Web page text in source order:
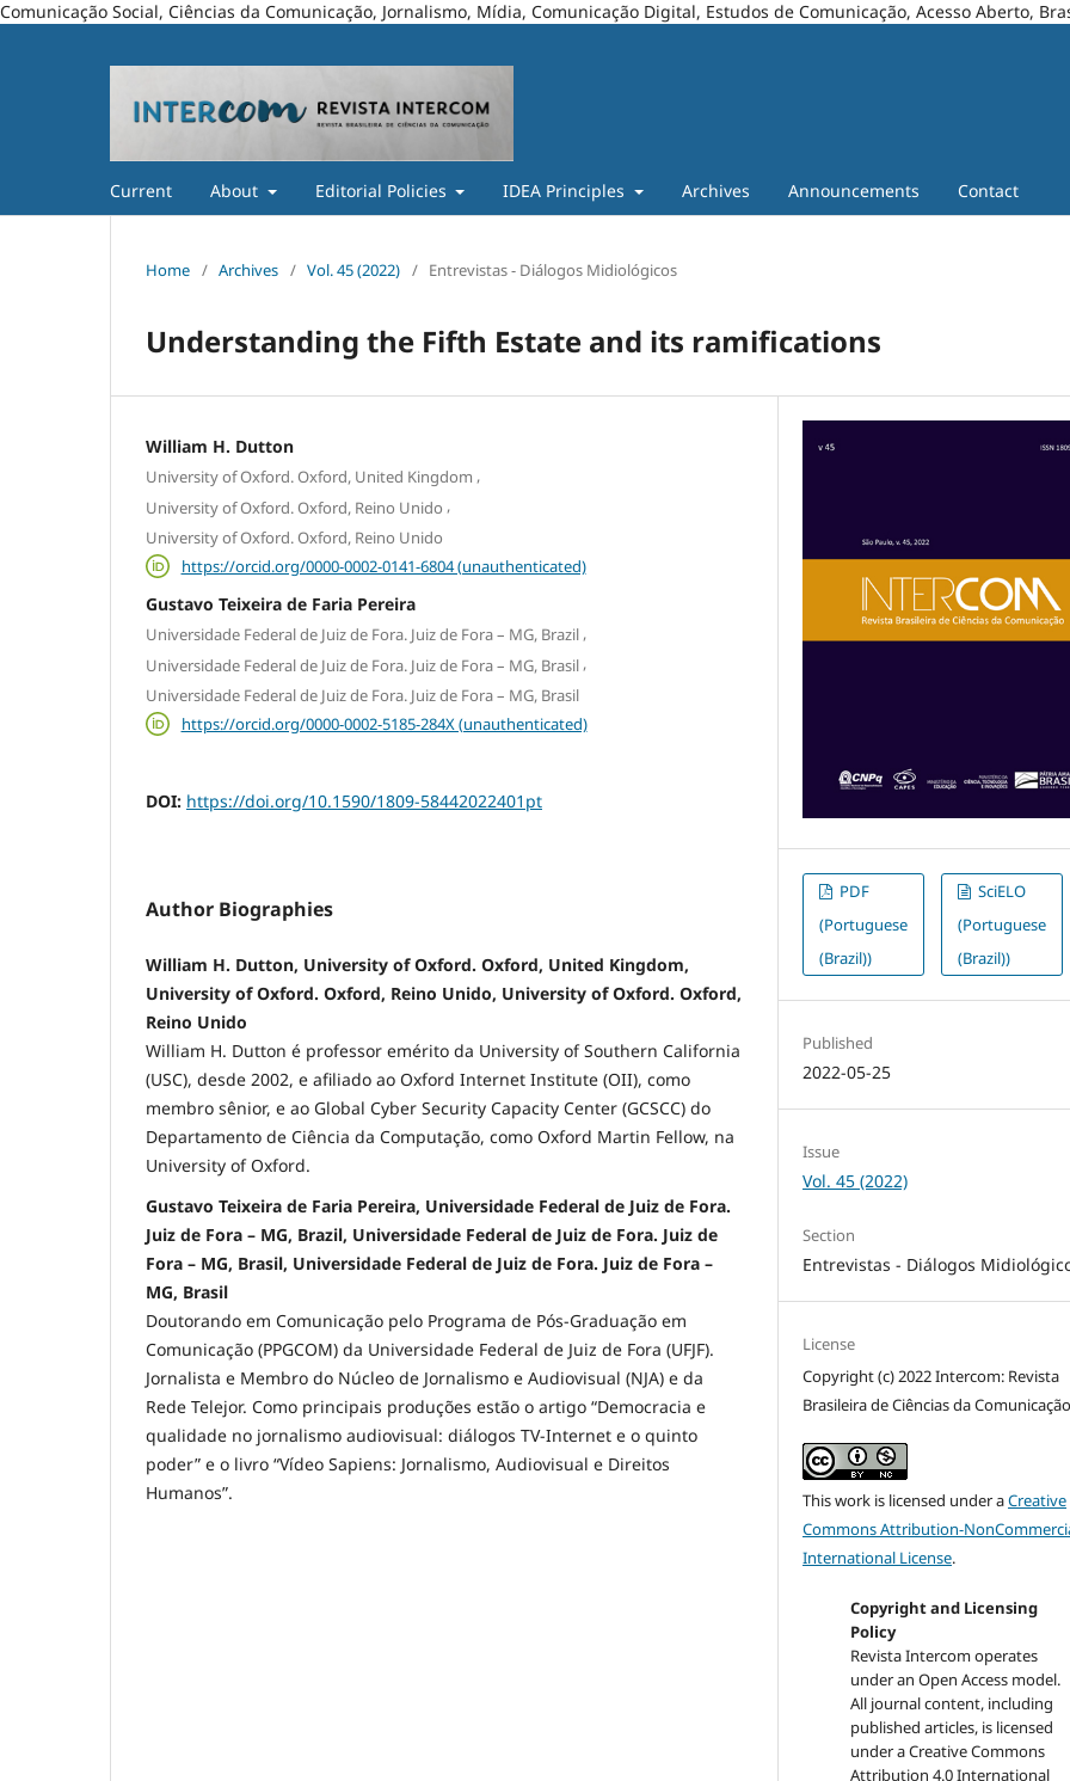
Comunicação Social, Ciências da Comunicação, Jornalismo, Mídia, Comunicação Digital, Estudos de Comunicação, Acesso Aberto,
Current About Editorial Policies IDEA Principles Archives Announcements Contact
Home / Archives / Vol. 45 (2022) / Entrevistas - Diálogos Midiológicos
Understanding the Fifth Estate and its ramifications
William H. Dutton
University of Oxford. Oxford, United Kingdom ,
University of Oxford. Oxford, Reino Unido ,
University of Oxford. Oxford, Reino Unido
https://orcid.org/0000-0002-0141-6804 (unauthenticated)
Gustavo Teixeira de Faria Pereira
Universidade Federal de Juiz de Fora. Juiz de Fora – MG, Brazil ,
Universidade Federal de Juiz de Fora. Juiz de Fora – MG, Brasil ,
Universidade Federal de Juiz de Fora. Juiz de Fora – MG, Brasil
https://orcid.org/0000-0002-5185-284X (unauthenticated)
DOI: https://doi.org/10.1590/1809-58442022401pt
Author Biographies
William H. Dutton, University of Oxford. Oxford, United Kingdom,
University of Oxford. Oxford, Reino Unido, University of Oxford. Oxford,
Reino Unido
William H. Dutton é professor emérito da University of Southern California
(USC), desde 2002, e afiliado ao Oxford Internet Institute (OII), como
membro sênior, e ao Global Cyber Security Capacity Center (GCSCC) do
Departamento de Ciência da Computação, como Oxford Martin Fellow, na
University of Oxford.
Gustavo Teixeira de Faria Pereira, Universidade Federal de Juiz de Fora.
Juiz de Fora – MG, Brazil, Universidade Federal de Juiz de Fora. Juiz de
Fora – MG, Brasil, Universidade Federal de Juiz de Fora. Juiz de Fora –
MG, Brasil
Doutorando em Comunicação pelo Programa de Pós-Graduação em
Comunicação (PPGCOM) da Universidade Federal de Juiz de Fora (UFJF).
Jornalista e Membro do Núcleo de Jornalismo e Audiovisual (NJA) e da
Rede Telejor. Como principais produções estão o artigo “Democracia e
qualidade no jornalismo audiovisual: diálogos TV-Internet e o quinto
poder” e o livro “Vídeo Sapiens: Jornalismo, Audiovisual e Direitos
Humanos”.
PDF
(Portuguese
(Brazil))
SciELO
(Portuguese
(Brazil))
Published
2022-05-25
Issue
Vol. 45 (2022)
Section
Entrevistas - Diálogos
License
Copyright (c) 2022 Intercom: Revista
Brasileira de Ciências da Comunicação
This work is licensed under aCreative
Commons Attribution-
International License.
Copyright and Licensing
Policy
Revista Intercom operates
under an Open Access model.
All journal content, including
published articles, is licensed
under aCreative Commons
Attribution 4.0 International